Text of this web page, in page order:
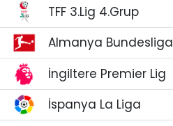
TFF 3.Lig 4.Grup
Almanya Bundesliga
İngiltere Premier Lig
İspanya La Liga